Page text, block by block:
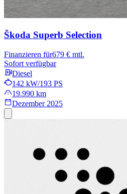
Škoda Superb Selection
Finanzieren für679 € mtl.
Sofort verfügbar
Diesel
142 kW/193 PS
19.990 km
Dezember 2025